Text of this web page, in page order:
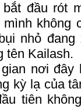
đầu rót
không
nhỏ đang
tên Kailash.
nơi đây
kỳ lạ của
tiên